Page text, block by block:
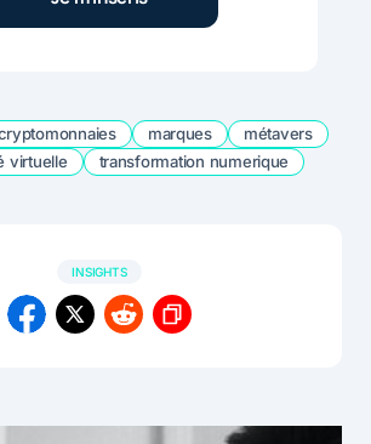
marques
métavers
virtuelle transformation numerique
INSIGHTS